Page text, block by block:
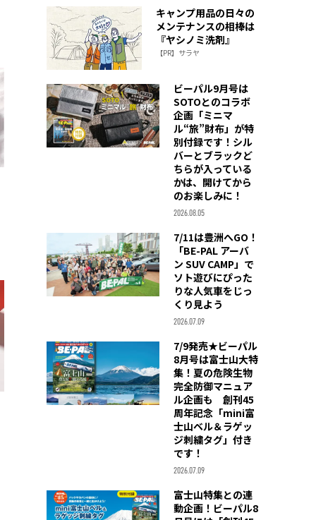
キャンプ用品の日々の
メンテナンスの相棒は
『ヤシノミ洗剤』
【PR】サラヤ
ビーパル9月号は
SOTOとのコラボ
企画「ミニマ
ル“旅”財布」が特
別付録です！シル
バーとブラックど
ちらが入っている
かは、開けてから
のお楽しみに！
2026.08.05
7/11は豊洲へGO！
「BE-PAL アーバ
ン SUV CAMP」で
ソト遊びにぴった
りな人気車をじっ
くり見よう
2026.07.09
7/9発売★ビーパル
8月号は富士山大特
集！夏の危険生物
完全防御マニュア
ル企画も 創刊45
周年記念「mini富
士山ベル＆ラゲッ
ジ刺繍タグ」付き
です！
2026.07.09
富士山特集との連
動企画！ビーパル8